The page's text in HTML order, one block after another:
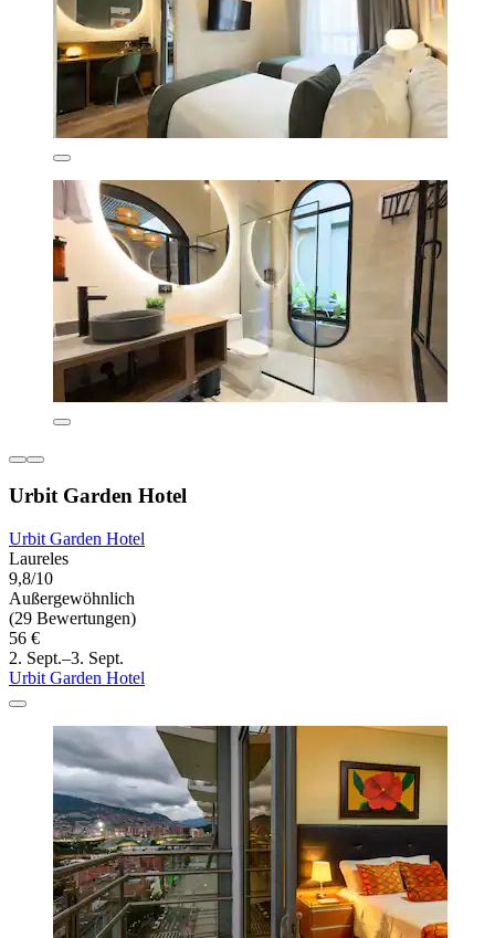
Urbit Garden Hotel
Urbit Garden Hotel
Laureles
9,8/10
Außergewöhnlich
(29 Bewertungen)
56 €
2. Sept.–3. Sept.
Urbit Garden Hotel